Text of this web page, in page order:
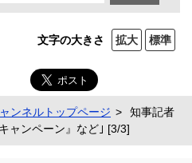
文字の大きさ 拡大 標準
ンネルトップページ
知事記者
ャンペーン』など｣ [3/3]